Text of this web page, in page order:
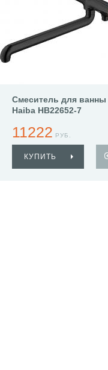
Смеситель для ванны
Haiba HB22652-7
11222 РУБ.
КУПИТЬ